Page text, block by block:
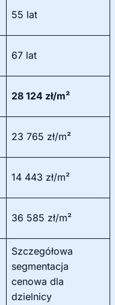
55 lat
67 lat
28 124 zł/m²
23 765 zł/m²
14 443 zł/m²
36 585 zł/m²
Szczegółowa
segmentacja
cenowa dla
dzielnicy